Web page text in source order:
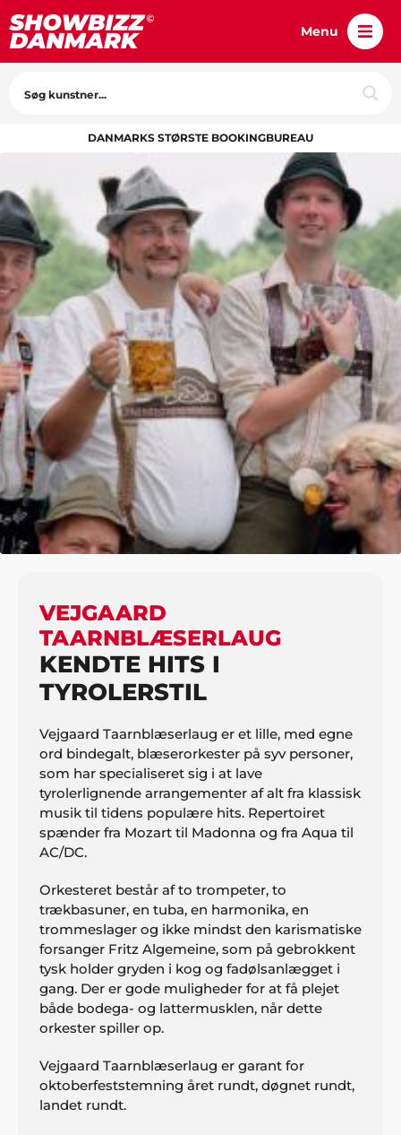
Menu
DANMARKS STØRSTE BOOKINGBUREAU
HJEM MUSIK
SPECIELLE ORKESTRE
VEJGAARD TAARNBLÆSERLAUG
VEJGAARD
TAARNBLÆSERLAUG
KENDTE HITS I
TYROLERSTIL
Vejgaard Taarnblæserlaug er et lille, med egne
ord bindegalt, blæserorkester på syv personer,
som har specialiseret sig i at lave
tyrolerlignende arrangementer af alt fra klassisk
musik til tidens populære hits. Repertoiret
spænder fra Mozart til Madonna og fra Aqua til
AC/DC.
Orkesteret består af to trompeter, to
trækbasuner, en tuba, en harmonika, en
trommeslager og ikke mindst den karismatiske
forsanger Fritz Algemeine, som på gebrokkent
tysk holder gryden i kog og fadølsanlægget i
gang. Der er gode muligheder for at få plejet
både bodega- og lattermusklen, når dette
orkester spiller op.
Vejgaard Taarnblæserlaug er garant for
oktoberfeststemning året rundt, døgnet rundt,
landet rundt.